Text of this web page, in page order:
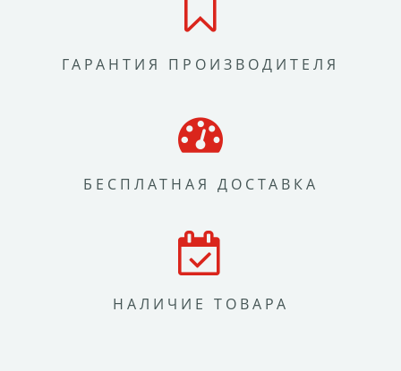
ГАРАНТИЯ ПРОИЗВОДИТЕЛЯ
БЕСПЛАТНАЯ ДОСТАВКА
НАЛИЧИЕ ТОВАРА